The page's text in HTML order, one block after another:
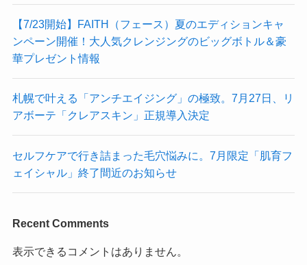
【7/23開始】FAITH（フェース）夏のエディションキャ
ンペーン開催！大人気クレンジングのビッグボトル＆豪
華プレゼント情報
札幌で叶える「アンチエイジング」の極致。7月27日、リ
アボーテ「クレアスキン」正規導入決定
セルフケアで行き詰まった毛穴悩みに。7月限定「肌育フ
ェイシャル」終了間近のお知らせ
Recent Comments
表示できるコメントはありません。